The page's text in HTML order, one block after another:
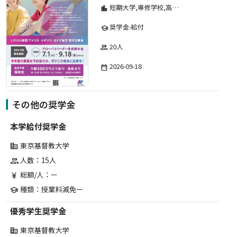
location_city 短期大学,専修学校,高等専門学校,その他,高等学校,大学院,大学
school奨学金-給付
group 20人
date_range 2026-09-18
その他の奨学金
本学給付奨学金
corporate_fare 東京基督教大学
group人数：15人
currency_yen 総額/人：ー
school 種類：授業料減免ー
優秀学生奨学金
corporate_fare 東京基督教大学